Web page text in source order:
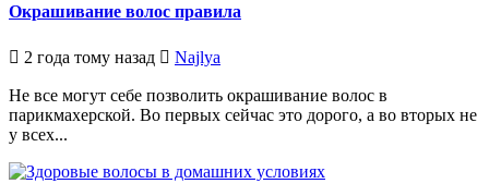
Окрашивание волос правила
2 года тому назад Najlya
Не все могут себе позволить окрашивание волос в
парикмахерской. Во первых сейчас это дорого, а во вторых не
у всех...